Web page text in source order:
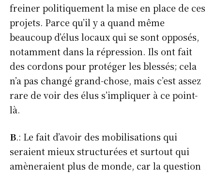
freiner politiquement la mise en place de ces
projets. Parce qu’il y a quand même
beaucoup d’élus locaux qui se sont opposés,
notamment dans la répression. Ils ont fait
des cordons pour protéger les blessés; cela
n’a pas changé grand-chose, mais c’est assez
rare de voir des élus s’impliquer à ce point-
là.
B.: Le fait d’avoir des mobilisations qui
seraient mieux structurées et surtout qui
amèneraient plus de monde, car la question